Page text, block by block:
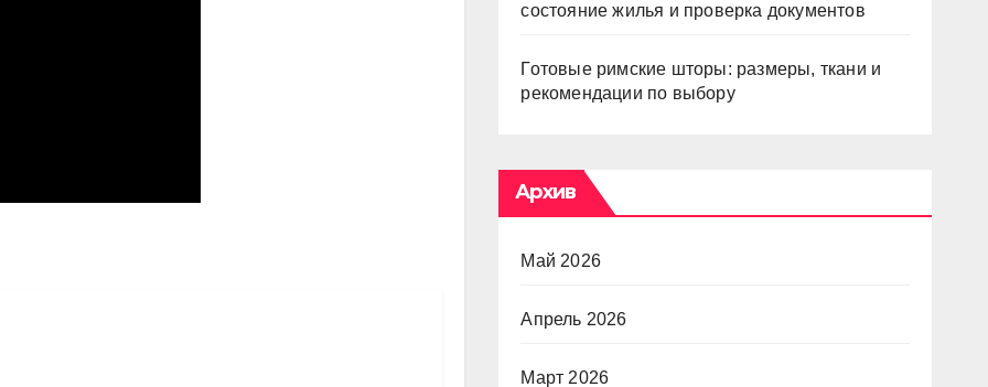
состояние жилья и проверка документов
Готовые римские шторы: размеры, ткани и
рекомендации по выбору
Архив
Май 2026
Апрель 2026
Март 2026